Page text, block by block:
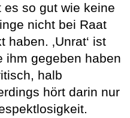
es so gut wie keine
nicht bei Raat
‚Unrat‘ ist
ihm gegeben haben
halb
hört darin nur